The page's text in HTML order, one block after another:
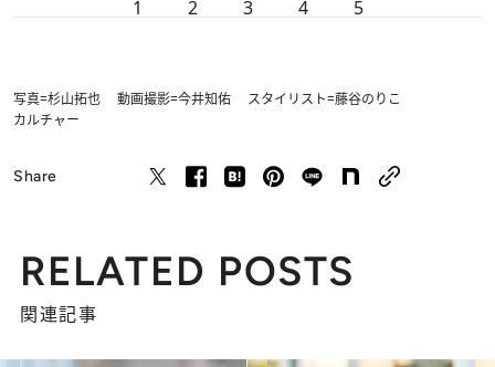
1 2 3 4 5
写真=杉山拓也 動画撮影=今井知佑 スタイリスト=藤谷のりこ
カルチャー
Share
RELATED POSTS
関連記事